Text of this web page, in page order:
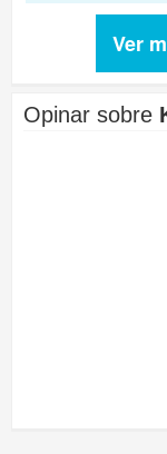
Ver
Opinar sobre